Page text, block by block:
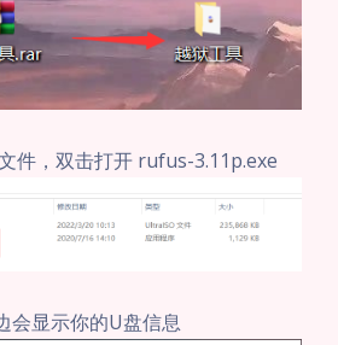
件，双击打开 rufus-3.11p.exe
会显示你的U盘信息